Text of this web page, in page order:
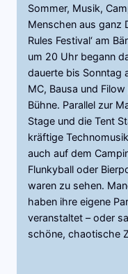
Sommer, Musik,
Menschen aus ganz
Rules Festival‘ am
um 20 Uhr begann
dauerte bis Sonntag
MC, Bausa und
Bühne. Parallel zur
Stage und die Tent
kräftige
auch auf dem
Flunkyball oder
waren zu sehen.
haben ihre eigene
veranstaltet – oder
schöne, chaotische